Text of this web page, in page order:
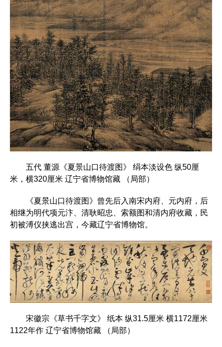
五代 董源《夏景山口待渡图》 绢本淡设色 纵50厘
米，横320厘米 辽宁省博物馆藏 （局部）
《夏景山口待渡图》曾先后入南宋内府、元内府，后
相继为明代项元汴、清耿昭忠、索额图和清内府收藏，民
初被溥仪挟逃出宫，今藏辽宁省博物馆。
宋徽宗《草书千字文》 纸本 纵31.5厘米 横1172厘米
1122年作 辽宁省博物馆藏 （局部）